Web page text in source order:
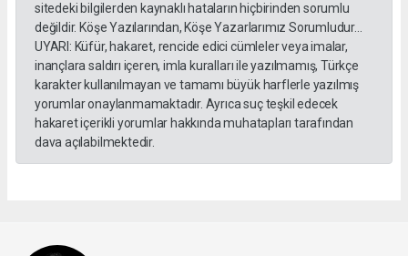
sitedeki bilgilerden kaynaklı hataların hiçbirinden sorumlu
değildir. Köşe Yazılarından, Köşe Yazarlarımız Sorumludur...
UYARI: Küfür, hakaret, rencide edici cümleler veya imalar,
inançlara saldırı içeren, imla kuralları ile yazılmamış, Türkçe
karakter kullanılmayan ve tamamı büyük harflerle yazılmış
yorumlar onaylanmamaktadır. Ayrıca suç teşkil edecek
hakaret içerikli yorumlar hakkında muhatapları tarafından
dava açılabilmektedir.